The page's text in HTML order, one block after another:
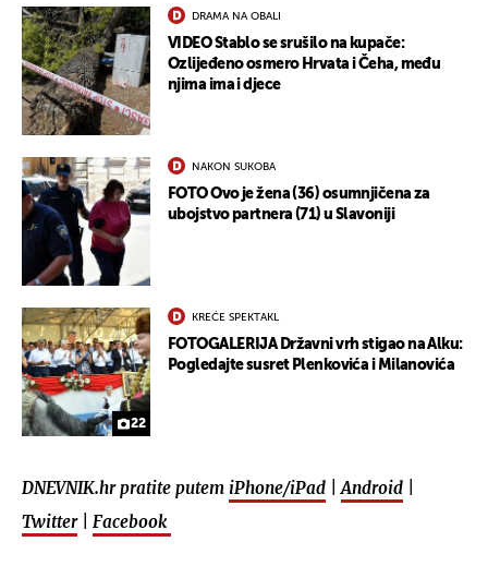
DRAMA NA OBALI
VIDEO Stablo se srušilo na kupače:
Ozlijeđeno osmero Hrvata i Čeha, među
njima ima i djece
NAKON SUKOBA
FOTO Ovo je žena (36) osumnjičena za
ubojstvo partnera (71) u Slavoniji
22
KREĆE SPEKTAKL
FOTOGALERIJA Državni vrh stigao na Alku:
Pogledajte susret Plenkovića i Milanovića
DNEVNIK.hr pratite putem iPhone/iPad Android
Twitter| Facebook